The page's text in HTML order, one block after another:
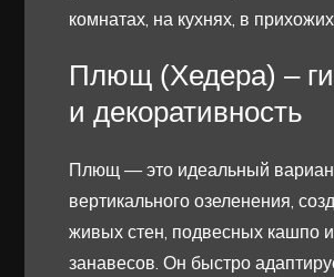
комнатах, на кухнях, в прихожих.
Плющ (Хедера) –
и декоративность
Плющ — это идеальный
вертикального озеленения,
живых стен, подвесных кашпо
занавесов. Он быстро